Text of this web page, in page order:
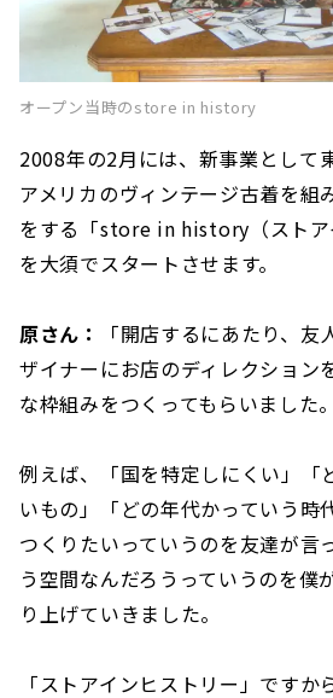
オープン当時のstore in history
2008年の2月には、新事業として
アメリカのヴィンテージ古着を組
をする「store in history（ストア
を大須でスタートさせます。
原さん：
「開店するにあたり、
ザイナーにお店のディレクション
な枠組みをつくってもらいました。
例えば、「国を特定しにくい」「
いもの」「どの年代かっていう時
つくりたいっていうのを友達が言
う空間なんだろうっていうのを僕
り上げていきました。
「ストアインヒストリー」ですか